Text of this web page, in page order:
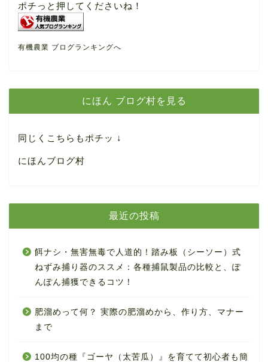
ポチっと押してくださいね！
有機農業 ブログランキングへ
にほん ブログ村を見る
同じくこちらもポチッ ↓
にほんブログ村
最近の投稿
餌ナシ・無害無毒で人道的！踏み板（シーソー）式
ねずみ捕り器のススメ：各種捕鼠製品の比較と、ぽ
んぽん捕獲できるコツ！
肥溜めって何？ 実際の肥溜めから、作り方、マナー
まで
100均の種『ゴーヤ（太苦瓜）』を育てて初心者も簡